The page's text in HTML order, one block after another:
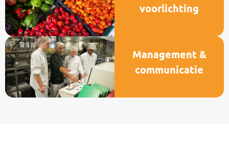
voorlichting
Management &
communicatie